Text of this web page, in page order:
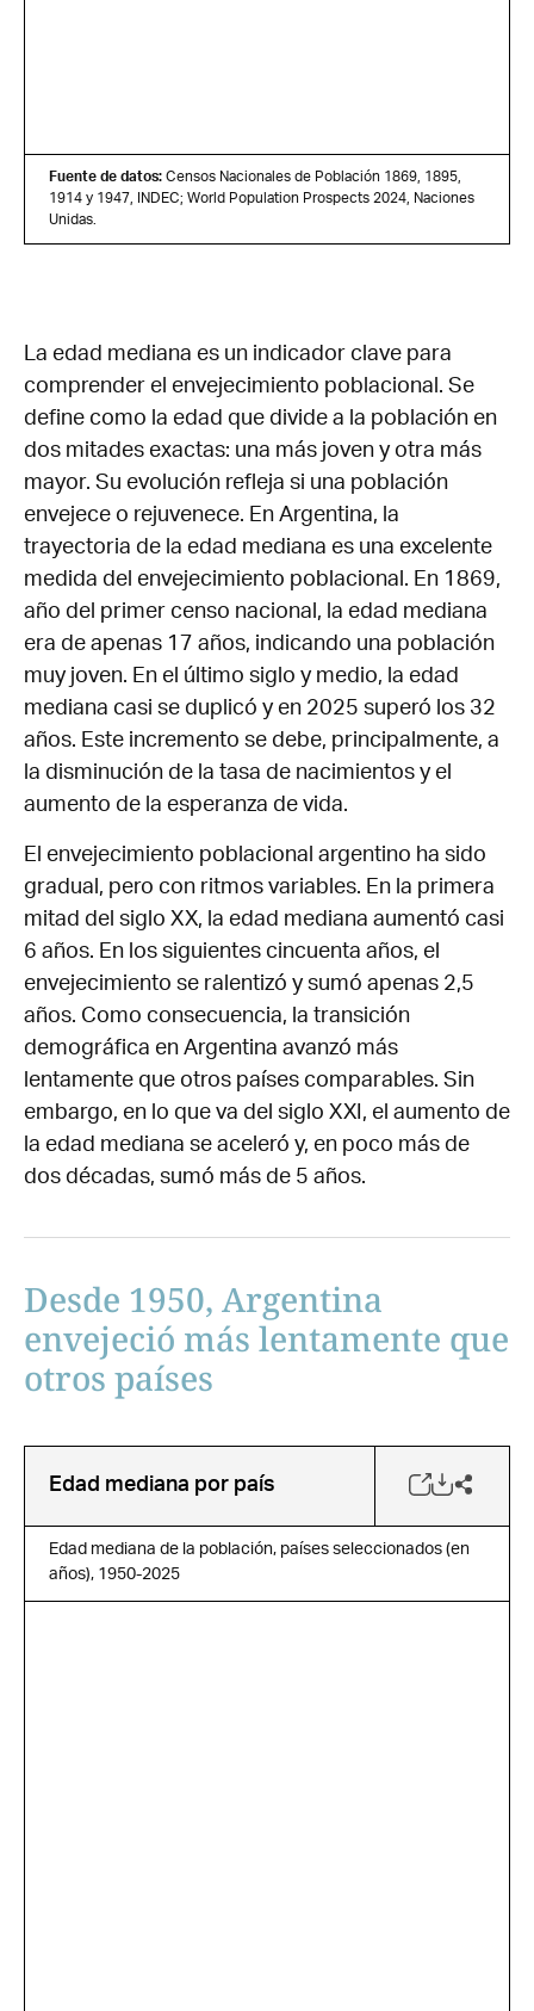
Fuente de datos: Censos Nacionales de Población 1869, 1895,
1914 y 1947, INDEC; World Population Prospects 2024, Naciones
Unidas.
La edad mediana es un indicador clave para
comprender el envejecimiento poblacional. Se
define como la edad que divide a la población en
dos mitades exactas: una más joven y otra más
mayor. Su evolución refleja si una población
envejece o rejuvenece. En Argentina, la
trayectoria de la edad mediana es una excelente
medida del envejecimiento poblacional. En 1869,
año del primer censo nacional, la edad mediana
era de apenas 17 años, indicando una población
muy joven. En el último siglo y medio, la edad
mediana casi se duplicó y en 2025 superó los 32
años. Este incremento se debe, principalmente, a
la disminución de la tasa de nacimientos y el
aumento de la esperanza de vida.
El envejecimiento poblacional argentino ha sido
gradual, pero con ritmos variables. En la primera
mitad del siglo XX, la edad mediana aumentó casi
6 años. En los siguientes cincuenta años, el
envejecimiento se ralentizó y sumó apenas 2,5
años. Como consecuencia, la transición
demográfica en Argentina avanzó más
lentamente que otros países comparables. Sin
embargo, en lo que va del siglo XXI, el aumento de
la edad mediana se aceleró y, en poco más de
dos décadas, sumó más de 5 años.
Desde 1950, Argentina
envejeció más lentamente que
otros países
Edad mediana por país
Edad mediana de la población, países seleccionados (en
años), 1950-2025